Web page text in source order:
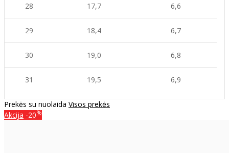
28 17,7 6,6
29 18,4 6,7
30 19,0 6,8
31 19,5 6,9
Prekės su nuolaida Visos prekės
Akcija -20%